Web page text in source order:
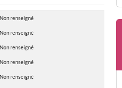
Non renseigné
Non renseigné
Non renseigné
Non renseigné
Non renseigné